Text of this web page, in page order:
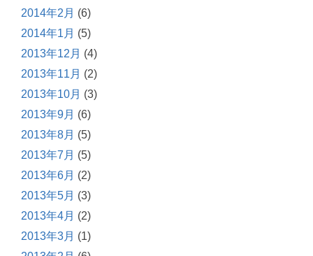
2014年2月 (6)
2014年1月 (5)
2013年12月 (4)
2013年11月 (2)
2013年10月 (3)
2013年9月 (6)
2013年8月 (5)
2013年7月 (5)
2013年6月 (2)
2013年5月 (3)
2013年4月 (2)
2013年3月 (1)